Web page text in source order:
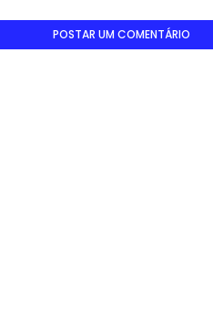
POSTAR UM COMENTÁRIO